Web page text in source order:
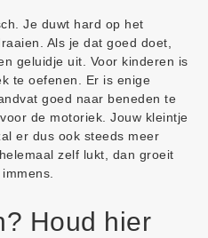
Je duwt hard op het
Als je dat goed doet,
geluidje uit. Voor kinderen is
te oefenen. Er is enige
goed naar beneden te
de motoriek. Jouw kleintje
er dus ook steeds meer
zelf lukt, dan groeit
Houd hier